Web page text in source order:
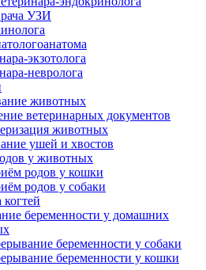
УЗИ
экзотолога
невролога
животных
ветеринарных документов
животных
ушей и хвостов
у животных
родов у кошки
родов у собаки
беременности у домашних
беременности у собаки
беременности у кошки